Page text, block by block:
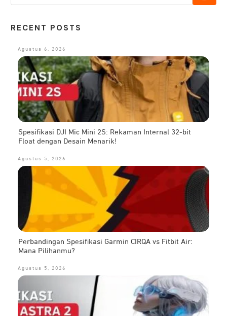
RECENT POSTS
Agustus 6, 2026
Spesifikasi DJI Mic Mini 2S: Rekaman Internal 32-bit
Float dengan Desain Menarik!
Agustus 5, 2026
Perbandingan Spesifikasi Garmin CIRQA vs Fitbit Air:
Mana Pilihanmu?
Agustus 5, 2026